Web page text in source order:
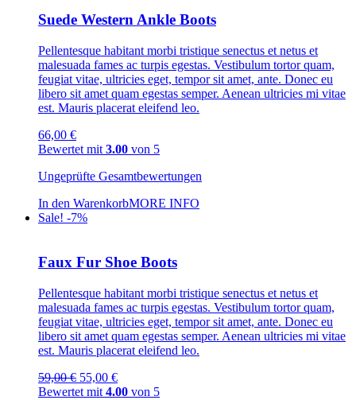
Suede Western Ankle Boots
Pellentesque habitant morbi tristique senectus et netus et
malesuada fames ac turpis egestas. Vestibulum tortor quam,
feugiat vitae, ultricies eget, tempor sit amet, ante. Donec eu
libero sit amet quam egestas semper. Aenean ultricies mi vitae
est. Mauris placerat eleifend leo.
66,00 €
Bewertet mit 3.00 von 5
Ungeprüfte Gesamtbewertungen
In den WarenkorbMORE INFO
Sale! -7%
Faux Fur Shoe Boots
Pellentesque habitant morbi tristique senectus et netus et
malesuada fames ac turpis egestas. Vestibulum tortor quam,
feugiat vitae, ultricies eget, tempor sit amet, ante. Donec eu
libero sit amet quam egestas semper. Aenean ultricies mi vitae
est. Mauris placerat eleifend leo.
59,00€ Ursprünglicher
Preis
55,00 €Aktueller
Preis
Bewertet mit 4.00 von 5